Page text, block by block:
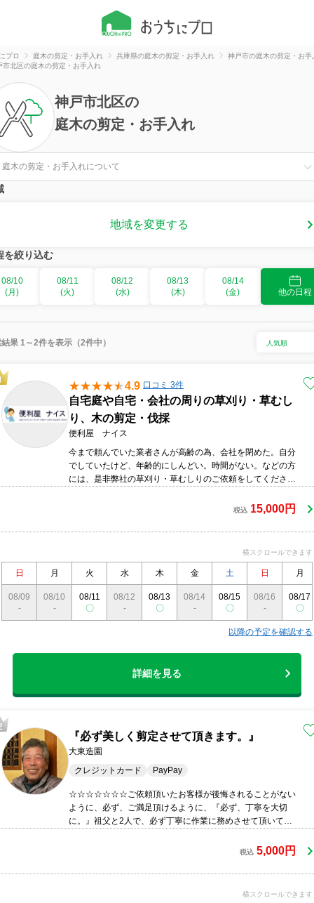
プロ 庭木の剪定・お手入れ 兵庫県の庭木の剪定・お手入れ
神戸市の庭木の剪定・お手
市北区の庭木の剪定・お手入れ
神戸市北区の
庭木の剪定・お手入れ
庭木の剪定・お手入れについて
地域を変更する
を絞り込む
08/10
(月)
08/11
(火)
08/12
(水)
08/13
(木)
08/14
(金)
他の日程
果 1～2件を表示（2件中）
4.9 口コミ 3件
自宅庭や自宅・会社の周りの草刈り・草むし
り、木の剪定・伐採
便利屋 ナイス
今まで頼んでいた業者さんが高齢の為、会社を閉めた。自分
でしていたけど、年齢的にしんどい。時間がない。などの方
には、是非弊社の草刈り・草むしりのご依頼をしてくださ
をしてきた弊社にお任せ下さい。なお、現地見積は無料であ
税込 15,000円
横スクロールできます
日 月 火 水 木 金 土 日 月
08/09
-
08/10
-
08/11
〇
08/12
-
08/13
〇
08/14
-
08/15
〇
08/16
-
08/17
〇
以降の予定を確認する
詳細を見る
『必ず美しく剪定させて頂きます。』
大東造園
クレジットカード
PayPay
☆☆☆☆☆☆☆ご依頼頂いたお客様が後悔されることがない
ように、必ず、ご満足頂けるように、『必ず、丁寧を大切
に。』祖父と2人で、必ず丁寧に作業に務めさせて頂いてお
税込 5,000円
横スクロールできます